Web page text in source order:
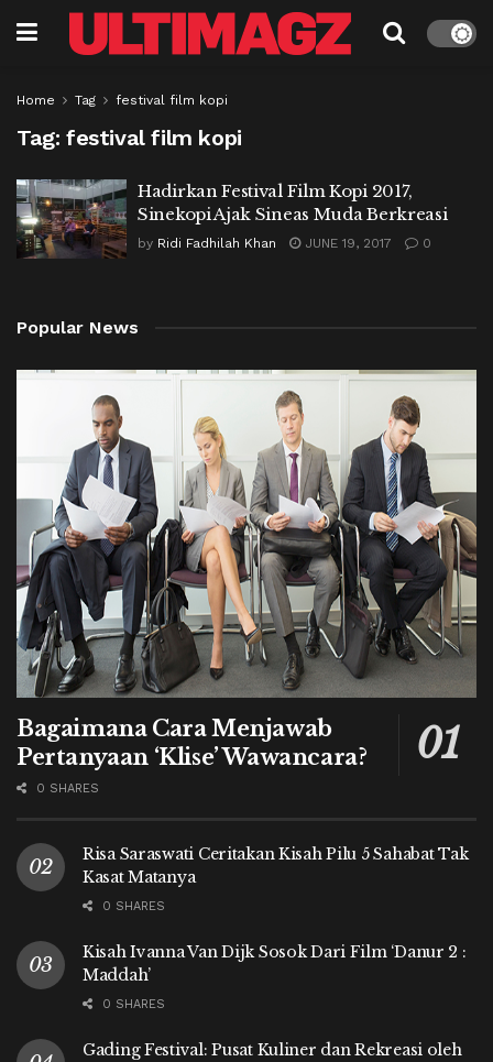
Home Tag festival film kopi
Tag: festival film kopi
Hadirkan Festival Film Kopi 2017,
Sinekopi Ajak Sineas Muda Berkreasi
by Ridi Fadhilah Khan JUNE 19, 2017 0
Popular News
Bagaimana Cara Menjawab
Pertanyaan ‘Klise’ Wawancara?
0 SHARES
Risa Saraswati Ceritakan Kisah Pilu 5 Sahabat Tak
Kasat Matanya
0 SHARES
Kisah Ivanna Van Dijk Sosok Dari Film ‘Danur 2 :
Maddah’
0 SHARES
Gading Festival: Pusat Kuliner dan Rekreasi oleh